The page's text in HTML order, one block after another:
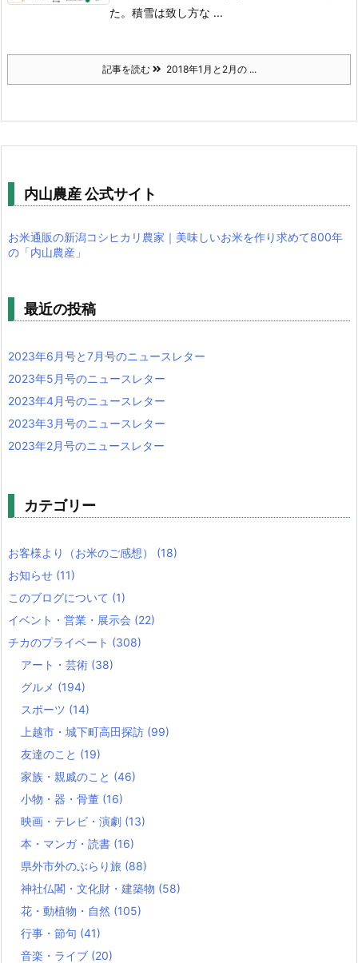
た。積雪は致し方な ...
記事を読む 2018年1月と2月の ...
内山農産 公式サイト
お米通販の新潟コシヒカリ農家｜美味しいお米を作り求めて800年
の「内山農産」
最近の投稿
2023年6月号と7月号のニュースレター
2023年5月号のニュースレター
2023年4月号のニュースレター
2023年3月号のニュースレター
2023年2月号のニュースレター
カテゴリー
お客様より（お米のご感想） (18)
お知らせ (11)
このブログについて (1)
イベント・営業・展示会 (22)
チカのプライベート (308)
アート・芸術 (38)
グルメ (194)
スポーツ (14)
上越市・城下町高田探訪 (99)
友達のこと (19)
家族・親戚のこと (46)
小物・器・骨董 (16)
映画・テレビ・演劇 (13)
本・マンガ・読書 (16)
県外市外のぶらり旅 (88)
神社仏閣・文化財・建築物 (58)
花・動植物・自然 (105)
行事・節句 (41)
音楽・ライブ (20)